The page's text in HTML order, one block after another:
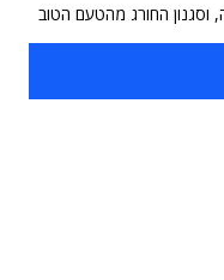
וסגנון החורג מהטעם הטוב